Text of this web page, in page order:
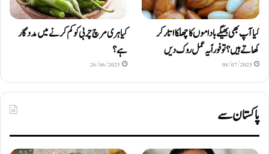
کیا آپ بھی بھیگے باداموں کا چھلکا اتار کر
کھاتے ہیں؟ تو فوراً یہ عمل روک دیں
08/07/2025
کیا ہری مرچ چربی کو کم کرنے میں مددگار
ہے؟
26/06/2025
پاکستان سے